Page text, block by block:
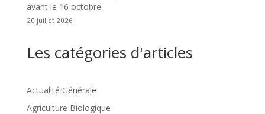
avant le 16 octobre
20 juillet 2026
Les catégories d'articles
Actualité Générale
Agriculture Biologique